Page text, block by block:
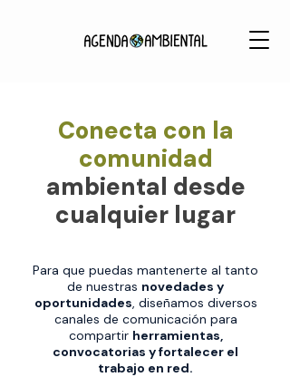
Conecta con la
comunidad
ambiental desde
cualquier lugar
Para que puedas mantenerte al tanto
de nuestras novedades y
oportunidades, diseñamos diversos
canales de comunicación para
compartir herramientas,
convocatorias y fortalecer el
trabajo en red.